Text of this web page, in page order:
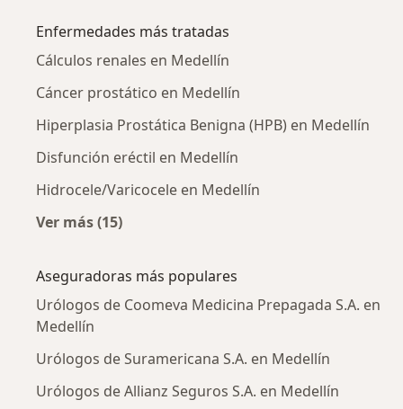
Enfermedades más tratadas
Cálculos renales en Medellín
Cáncer prostático en Medellín
Hiperplasia Prostática Benigna (HPB) en Medellín
Disfunción eréctil en Medellín
Hidrocele/Varicocele en Medellín
Ver más (15)
Aseguradoras más populares
Urólogos de Coomeva Medicina Prepagada S.A. en
Medellín
Urólogos de Suramericana S.A. en Medellín
Urólogos de Allianz Seguros S.A. en Medellín